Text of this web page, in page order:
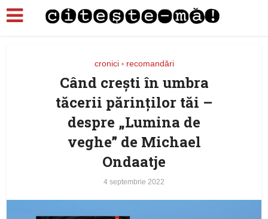
cronici • recomandări
Când crești în umbra
tăcerii părinților tăi –
despre „Lumina de
veghe” de Michael
Ondaatje
4 septembrie 2022